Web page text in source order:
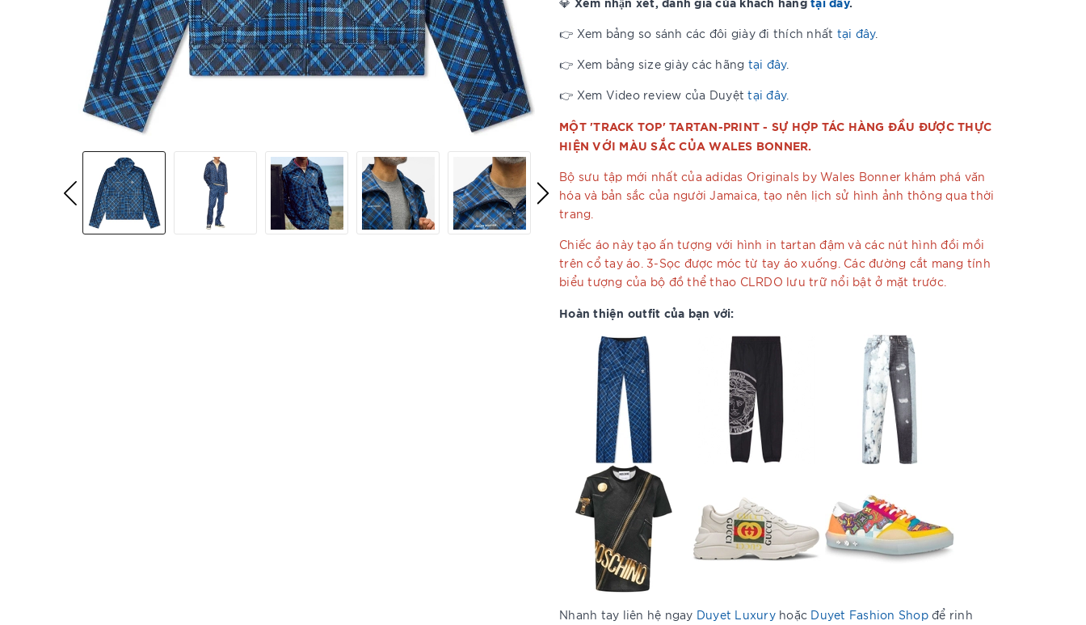
👉 Xem bảng so sánh các đôi giày đi thích nhất tại đây.
👉 Xem bảng size giày các hãng tại đây.
👉 Xem Video review của Duyệttại đây.
MỘT 'TRACK TOP' TARTAN-PRINT - SỰ HỢP TÁC HÀNG ĐẦU ĐƯỢC THỰC
HIỆN VỚI MÀU SẮC CỦA WALES BONNER.
Bộ sưu tập mới nhất của adidas Originals by Wales Bonner khám phá văn
hóa và bản sắc của người Jamaica, tạo nên lịch sử hình ảnh thông qua thời
trang.
Chiếc áo này tạo ấn tượng với hình in tartan đậm và các nút hình đồi mồi
trên cổ tay áo. 3-Sọc được móc từ tay áo xuống. Các đường cắt mang tính
biểu tượng của bộ đồ thể thao CLRDO lưu trữ nổi bật ở mặt trước.
Hoàn thiện outfit của bạn với:
Nhanh tay liên hệ ngay Duyet Luxuryhoặc Duyet Fashion Shopđể rinh